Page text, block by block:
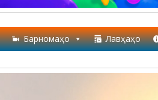
Барномаҳо Лавҳаҳо